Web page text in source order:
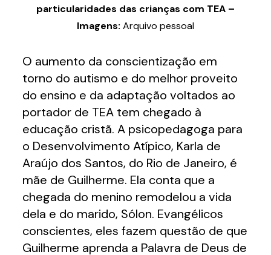
particularidades das crianças com TEA –
Imagens: Arquivo pessoal
O aumento da conscientização em
torno do autismo e do melhor proveito
do ensino e da adaptação voltados ao
portador de TEA tem chegado à
educação cristã. A psicopedagoga para
o Desenvolvimento Atípico, Karla de
Araújo dos Santos, do Rio de Janeiro, é
mãe de Guilherme. Ela conta que a
chegada do menino remodelou a vida
dela e do marido, Sólon. Evangélicos
conscientes, eles fazem questão de que
Guilherme aprenda a Palavra de Deus de